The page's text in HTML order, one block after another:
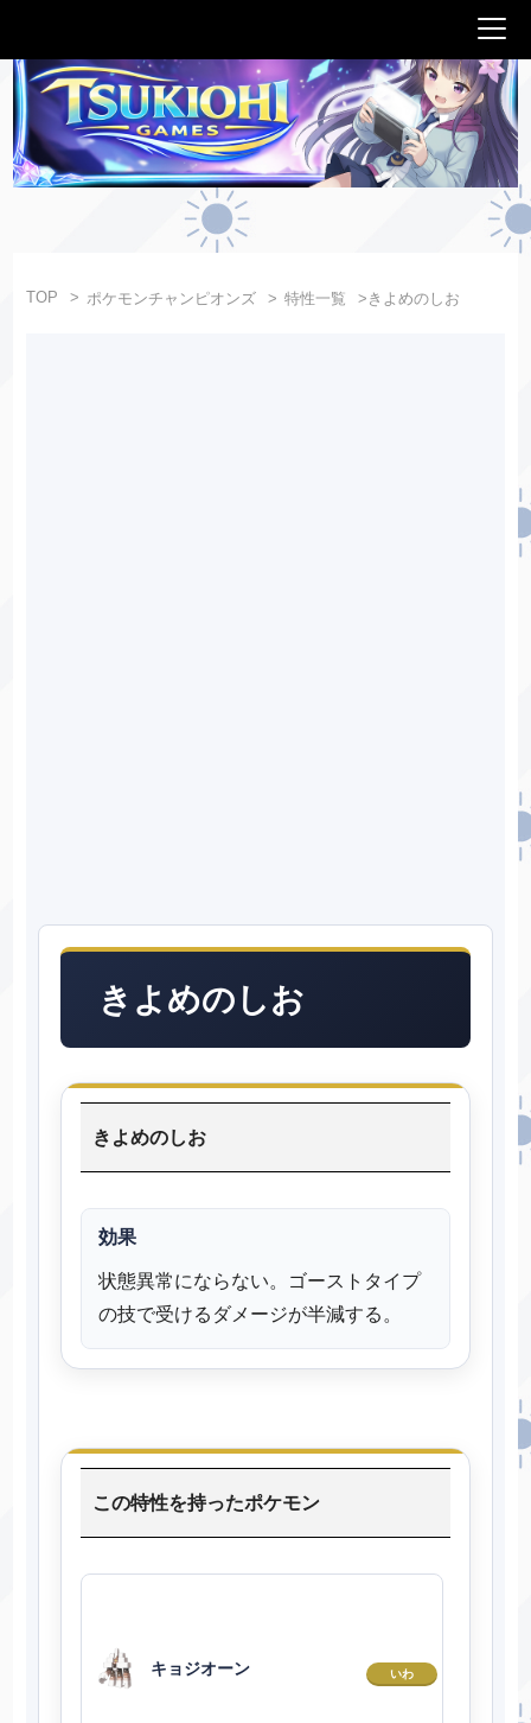
TOP ポケモンチャンピオンズ 特性一覧 きよめのしお
きよめのしお
きよめのしお
効果
状態異常にならない。ゴーストタイプ
の技で受けるダメージが半減する。
この特性を持ったポケモン
キョジオーン いわ